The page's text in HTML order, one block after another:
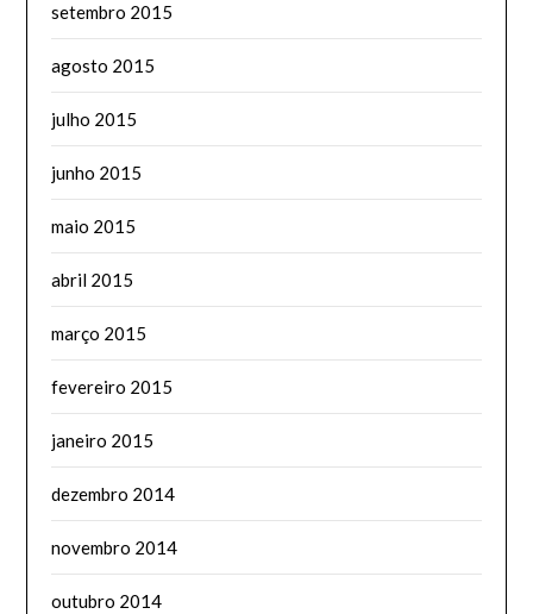
setembro 2015
agosto 2015
julho 2015
junho 2015
maio 2015
abril 2015
março 2015
fevereiro 2015
janeiro 2015
dezembro 2014
novembro 2014
outubro 2014